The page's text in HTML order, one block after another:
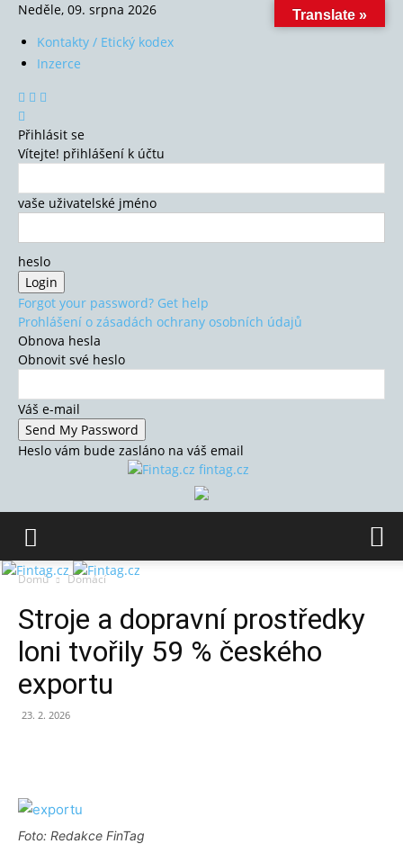
Neděle, 09. srpna 2026
Kontakty / Etický kodex
Inzerce
Přihlásit se
Vítejte! přihlášení k účtu
vaše uživatelské jméno
heslo
Forgot your password? Get help
Prohlášení o zásadách ochrany osobních údajů
Obnova hesla
Obnovit své heslo
Váš e-mail
Heslo vám bude zasláno na váš email
fintag.cz
Domů Domácí
Stroje a dopravní prostředky
loni tvořily 59 % českého
exportu
23. 2. 2026
Foto: Redakce FinTag
Translate »